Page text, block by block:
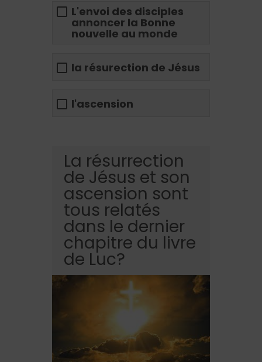
L'envoi des disciples
annoncer la Bonne
nouvelle au monde
la résurection de Jésus
l'ascension
La résurrection
de Jésus et son
ascension sont
tous relatés
dans le dernier
chapitre du livre
de Luc?